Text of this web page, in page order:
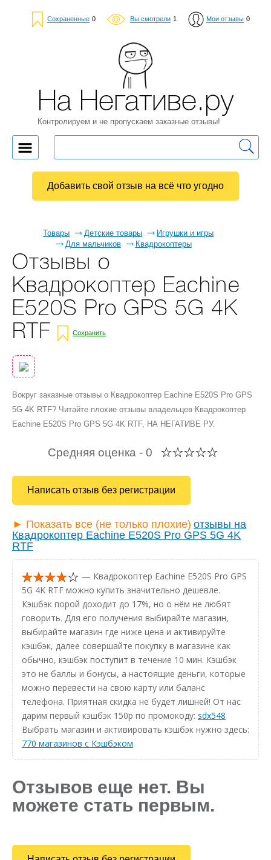
Сохраненные 0 Вы смотрели 1 Мои отзывы 0
Товары Детские товары
Игрушки и игры
Для мальчиков
Квадрокоптеры
Отзывы о
Квадрокоптер Eachine
E520S Pro GPS 5G 4K
RTF
Сохранить
Вокруг заказные отзывы о Квадрокоптер Eachine E520S Pro GPS
5G 4K RTF? Читайте плохие отзывы владельцев Квадрокоптер
Eachine E520S Pro GPS 5G 4K RTF, НА НЕГАТИВЕ РУ.
Средняя оценка - 0
Написать отзыв без регистрации
► Показать все (не только плохие) отзывы на
Квадрокоптер Eachine E520S Pro GPS 5G 4K
RTF
— Квадрокоптер Eachine E520S Pro GPS
5G 4K RTF можно купить значительно дешевле.
Кэшбэк порой доходит до 17%, но о нём не любят
говорить. Для его получения выбирайте магазин,
выбирайте магазин где ниже цена и активируйте
кэшбэк, далее совершайте покупку в магазине как
обычно, кэшбэк поступит в течение 10 мин. Кэшбэк
это не баллы и бонусы, а настоящие деньги, которые
можно перевести на свою карту или баланс
телефона. Приятная скидка не будет лишней! От нас
дарим первый кэшбэк 150р по промокоду: sdx548
Выбрать магазин и активировать кэшбэк нужно здесь:
770 магазинов с Кэшбэком
Отзывов еще нет. Вы
можете стать первым.
На Негативе.ру
Контролируем и не пропускаем заказные отзывы!
Добавить свой отзыв на всё что угодно